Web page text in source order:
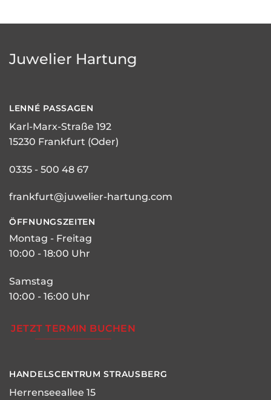
Juwelier Hartung
LENNÉ PASSAGEN
Karl-Marx-Straße 192
15230 Frankfurt (Oder)
0335 - 500 48 67
frankfurt@juwelier-hartung.com
ÖFFNUNGSZEITEN
Montag - Freitag
10:00 - 18:00 Uhr
Samstag
10:00 - 16:00 Uhr
JETZT TERMIN BUCHEN
HANDELSCENTRUM STRAUSBERG
Herrenseeallee 15